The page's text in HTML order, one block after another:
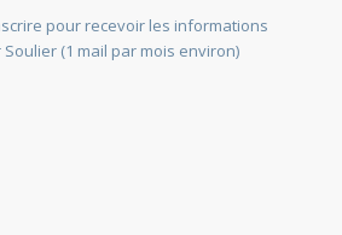
pour recevoir les informations
Soulier (1 mail par mois environ)